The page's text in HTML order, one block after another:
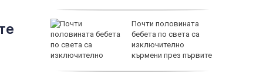
край в
Почти половината
бебета по света са
изключително
кърмени през първите